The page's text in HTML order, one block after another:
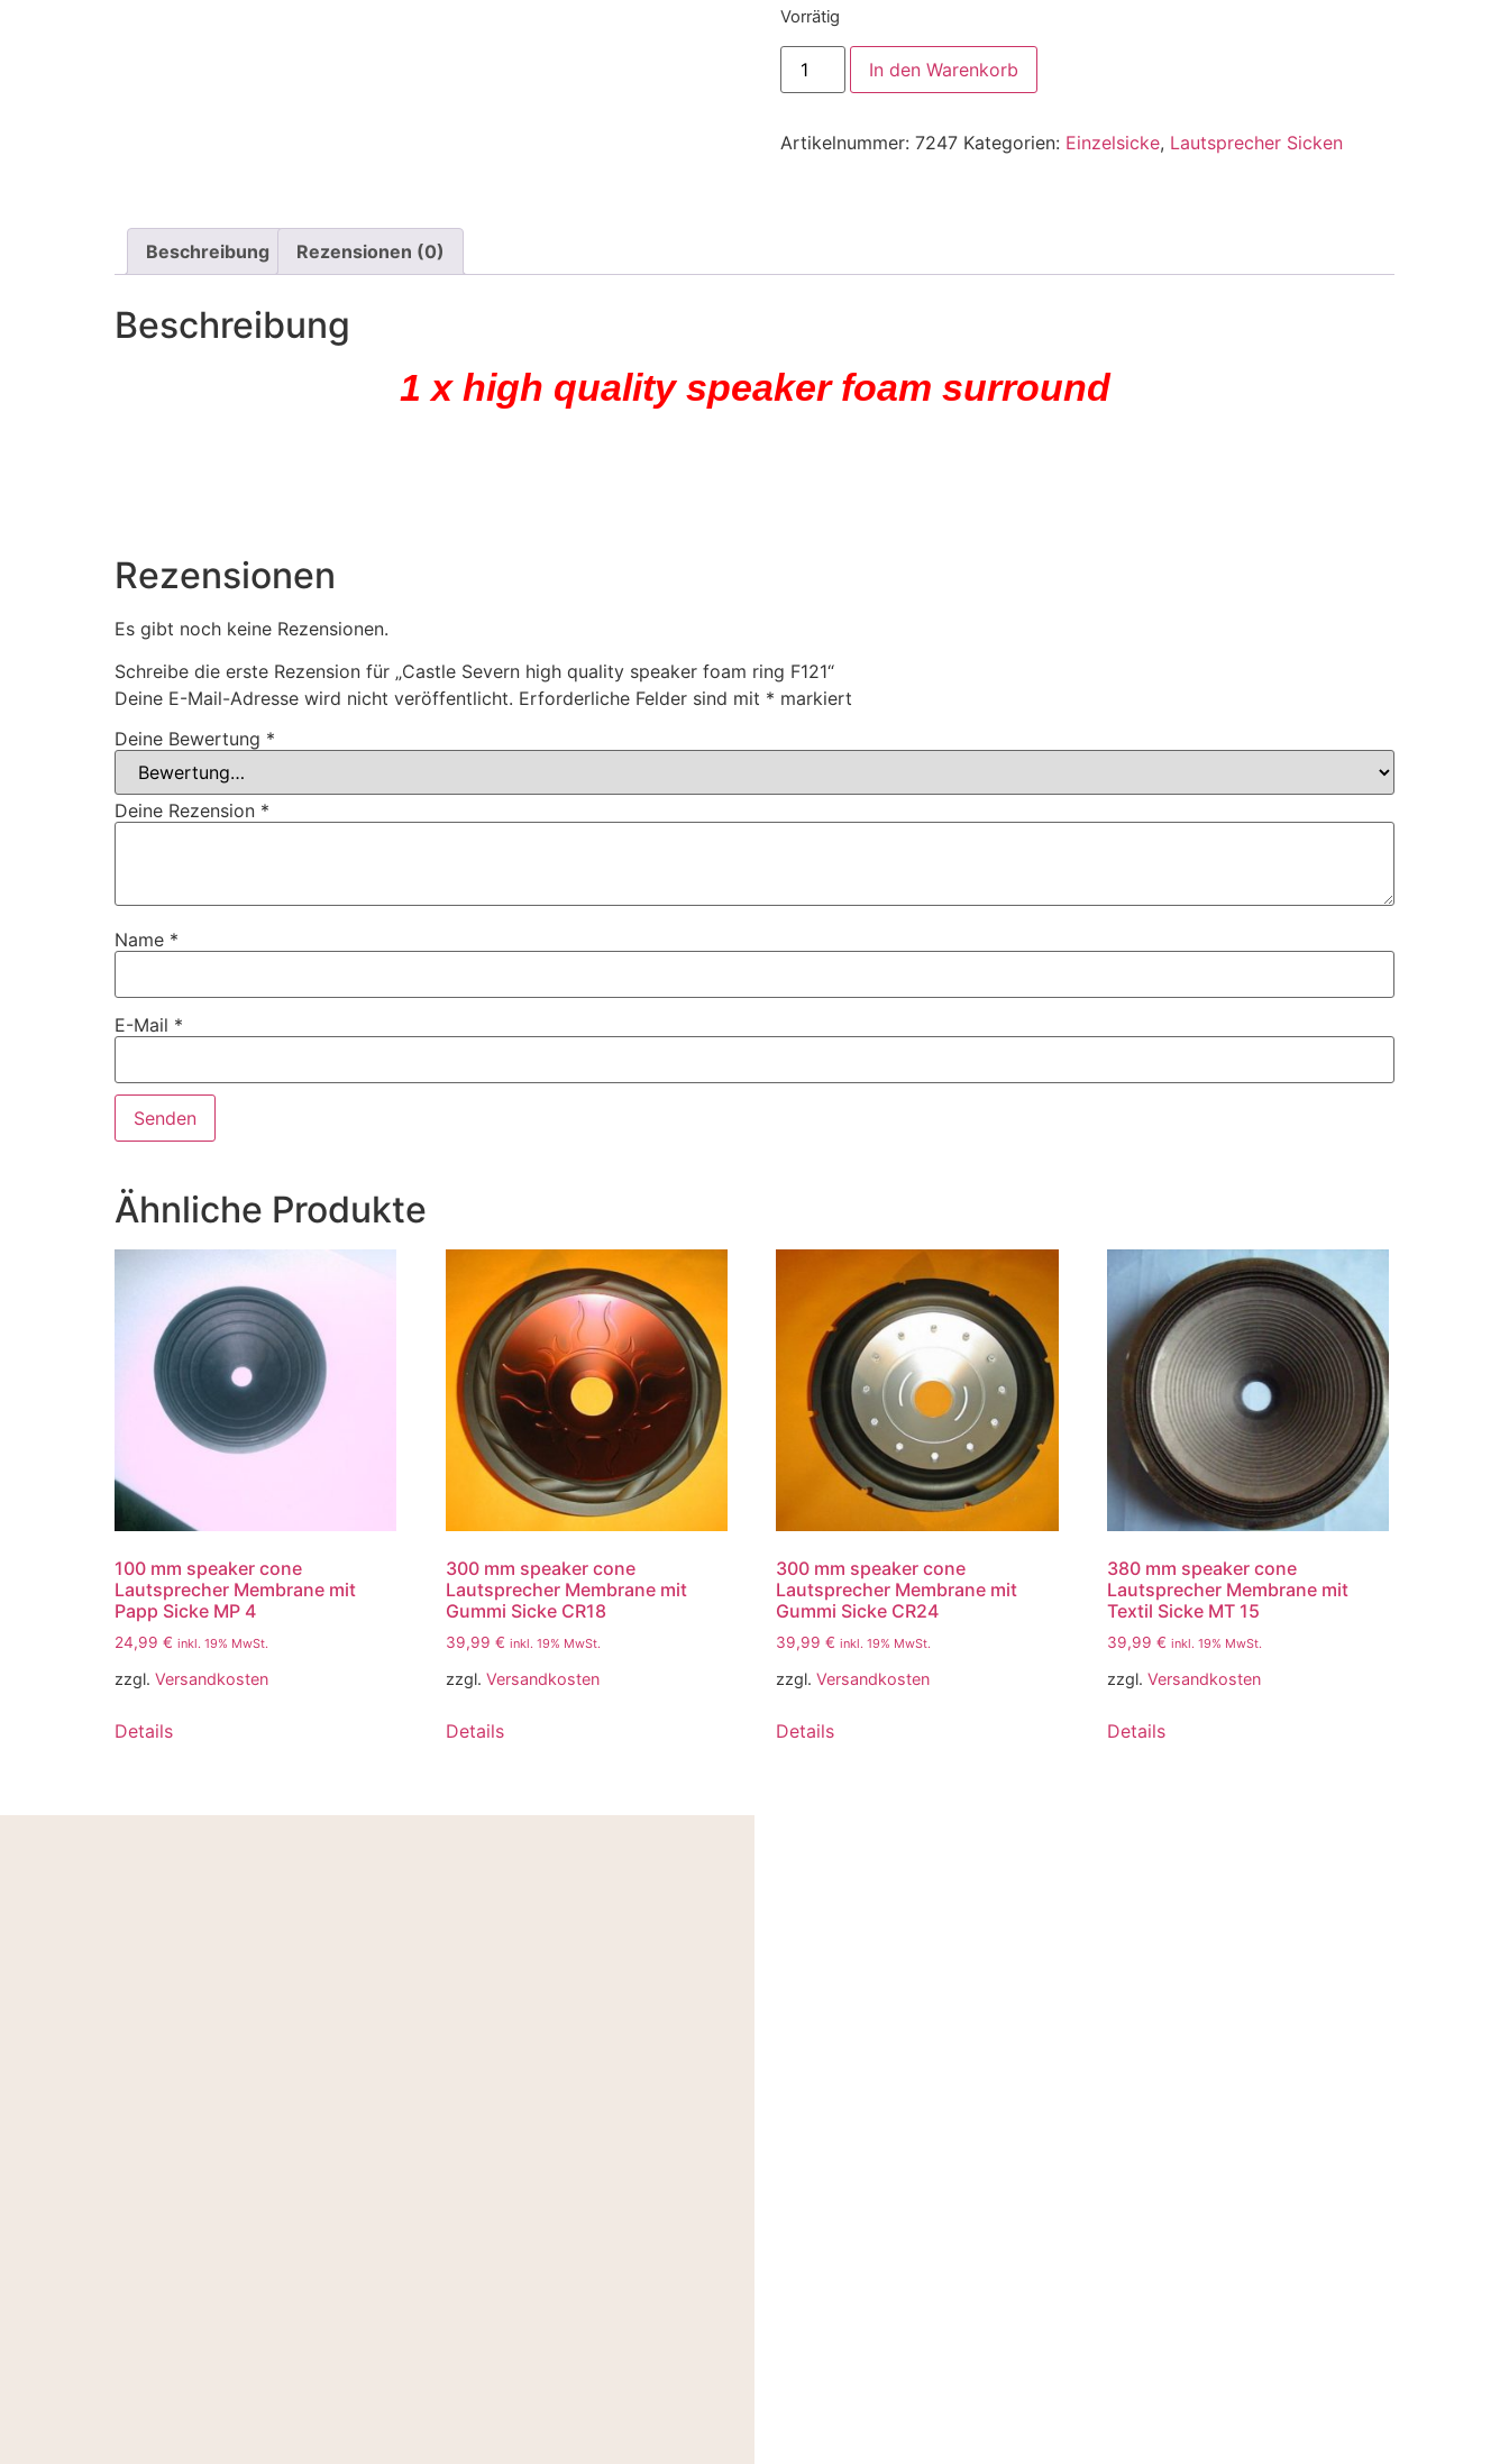
Vorrätig
In den Warenkorb
Artikelnummer: 7247 Kategorien: Einzelsicke, Lautsprecher Sicken
Beschreibung Rezensionen (0)
Beschreibung
1 x high quality speaker foam surround
Rezensionen
Es gibt noch keine Rezensionen.
Schreibe die erste Rezension für „Castle Severn high quality speaker foam ring F121“
Deine E-Mail-Adresse wird nicht veröffentlicht. Erforderliche Felder sind mit * markiert
Deine Bewertung *
Deine Rezension *
Name *
E-Mail *
Ähnliche Produkte
100 mm speaker cone
Lautsprecher Membrane mit
Papp Sicke MP 4
24,99 € inkl. 19% MwSt.
zzgl. Versandkosten
Details
300 mm speaker cone
Lautsprecher Membrane mit
Gummi Sicke CR18
39,99 € inkl. 19% MwSt.
zzgl. Versandkosten
Details
300 mm speaker cone
Lautsprecher Membrane mit
Gummi Sicke CR24
39,99€ inkl. 19% MwSt.
zzgl.Versandkosten
Details
380 mm speaker cone
Lautsprecher Membrane mit
Textil Sicke MT 15
39,99€ inkl. 19% MwSt.
zzgl.Versandkosten
Details